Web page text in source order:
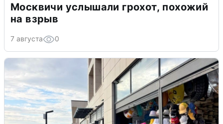
Москвичи услышали грохот, похожий
на взрыв
7 августа 0